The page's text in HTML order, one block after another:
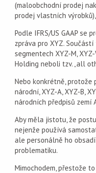
(maloobchodní prodej
prodej vlastních
Podle IFRS/US GAAP se
zpráva pro XYZ.
segmentech XYZ-M,
Holding neboli tzv. „all
Nebo konkrétně,
národní, XYZ-A, XYZ-B,
národních předpisů zemí
Aby měla jistotu, že
nejenže používá
ale personálně ho
problematiku.
Mimochodem, přestože